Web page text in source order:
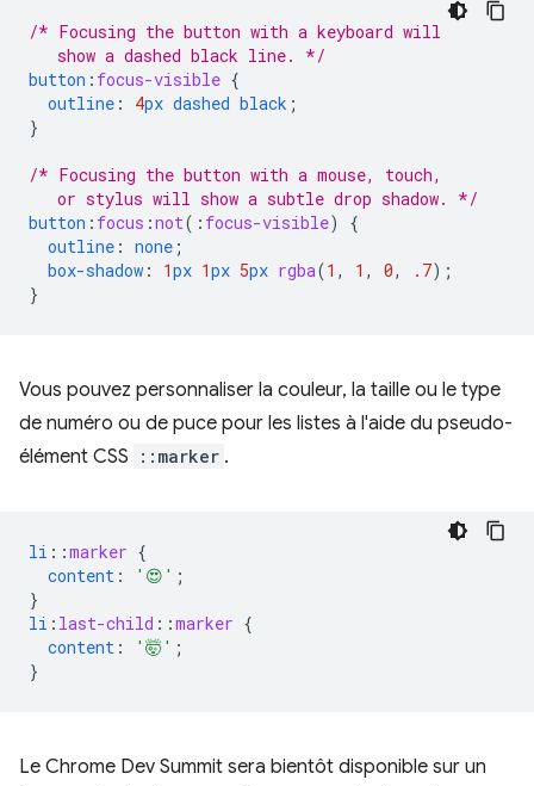
/* Focusing the button with a keyboard will
   show a dashed black line. */
button : focus-visible {
outline : 4px dashed black ;
}
/* Focusing the button with a mouse, touch,
   or stylus will show a subtle drop shadow. */
button : focus :not( : focus-visible)
{
outline : none ;
box-shadow : 1px 1px 5px rgba(1 , 1 , 0, .7);
}
Vous pouvez personnaliser la couleur, la taille ou le type
de numéro ou de puce pour les listes à l'aide du pseudo-
élément CSS
::marker .
li ::marker {
content : '😍' ;
}
li : last-child ::marker {
content : '🤯' ;
}
Le Chrome Dev Summit sera bientôt disponible sur un